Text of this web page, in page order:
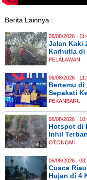
Berita Lainnya :
06/08/2026 |
Jalan Kaki
Karhutla di
PELALAWAN
06/08/2026 |
Bertemu di
Sepakati
PEKANBARU
06/08/2026 |
Hotspot di
Inhil
OTONOMI
06/08/2026 |
Cuaca
Hujan di 4